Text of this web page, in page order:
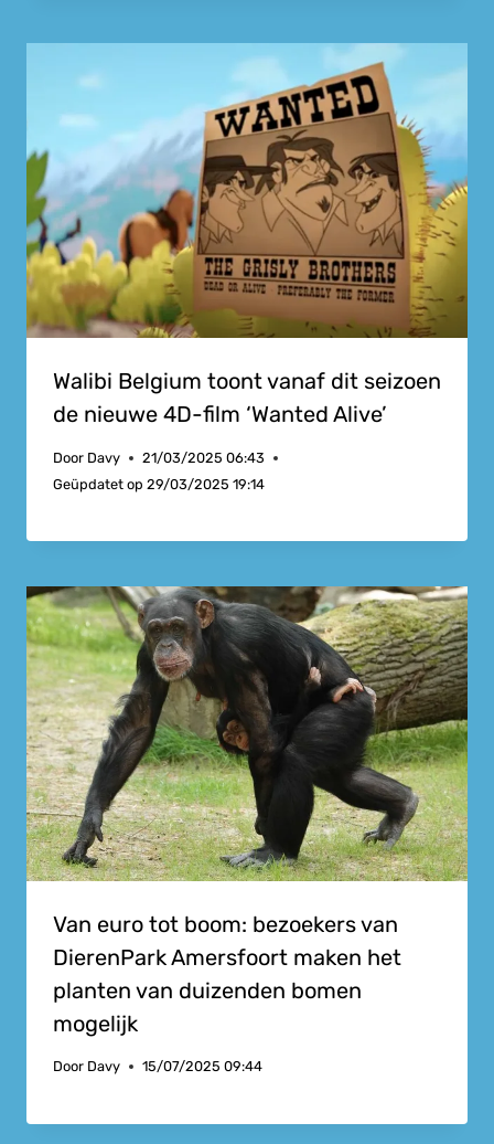
Walibi Belgium toont vanaf dit seizoen
de nieuwe 4D-film ‘Wanted Alive’
Door Davy
21/03/2025 06:43
Geüpdatet op 29/03/2025 19:14
Van euro tot boom: bezoekers van
DierenPark Amersfoort maken het
planten van duizenden bomen
mogelijk
Door Davy 15/07/2025 09:44